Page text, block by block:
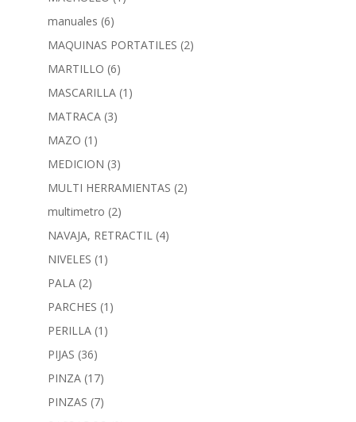
manuales (6)
MAQUINAS PORTATILES (2)
MARTILLO (6)
MASCARILLA (1)
MATRACA (3)
MAZO (1)
MEDICION (3)
MULTI HERRAMIENTAS (2)
multimetro (2)
NAVAJA, RETRACTIL (4)
NIVELES (1)
PALA (2)
PARCHES (1)
PERILLA (1)
PIJAS (36)
PINZA (17)
PINZAS (7)